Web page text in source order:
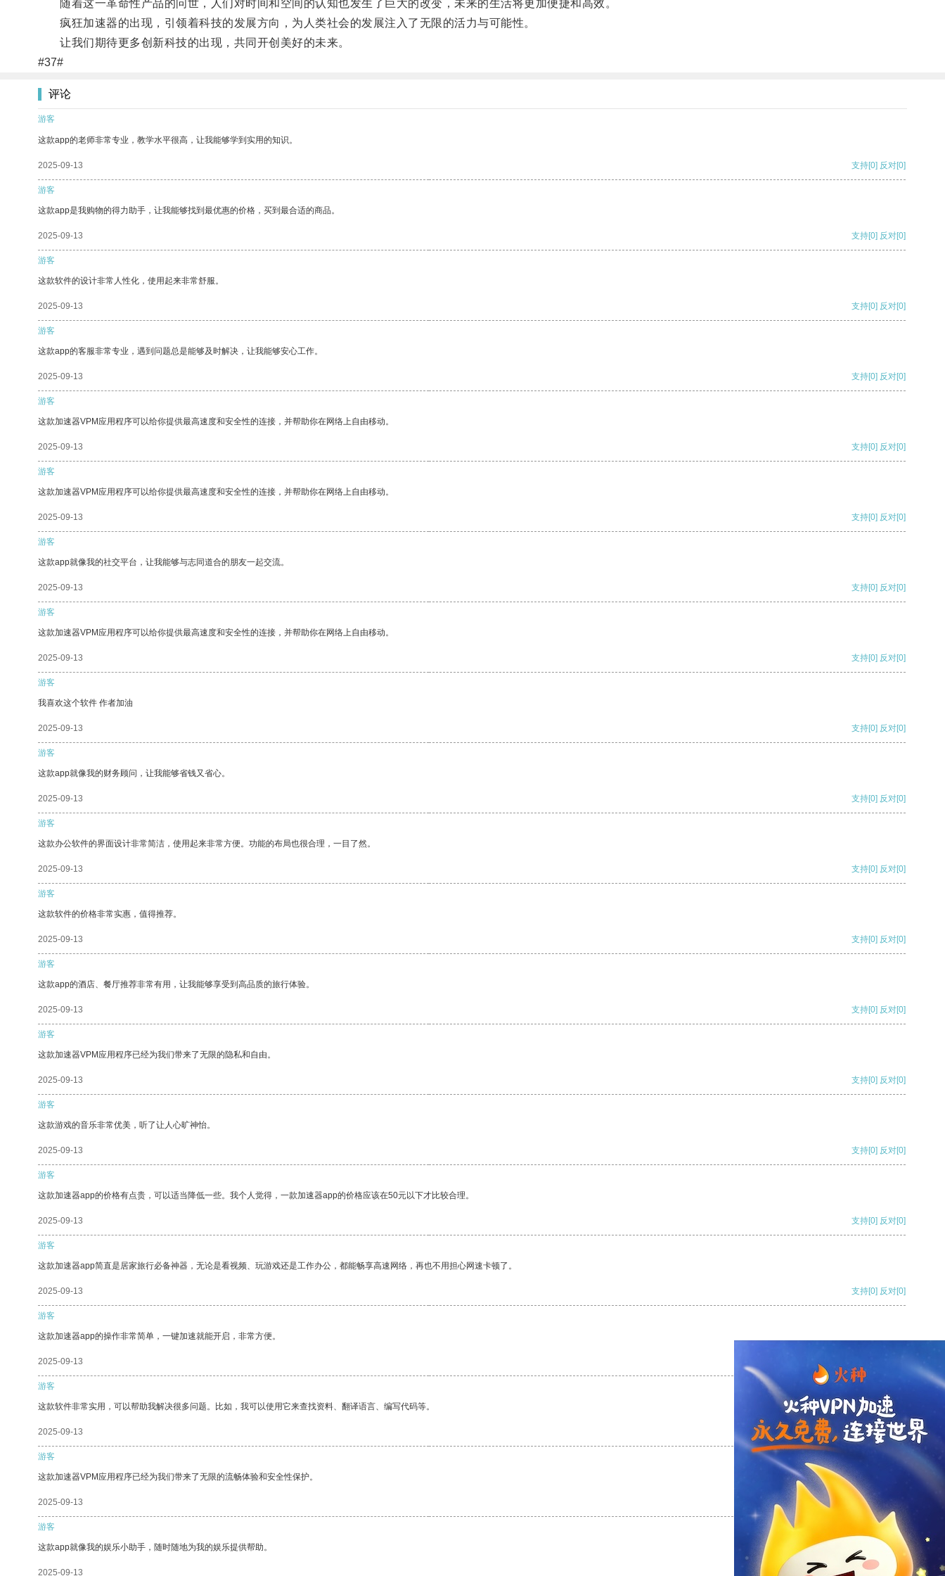
随着这一革命性产品的问世，人们对时间和空间的认知也发生了巨大的改变，未来的生活将更加便捷和高效。
疯狂加速器的出现，引领着科技的发展方向，为人类社会的发展注入了无限的活力与可能性。
让我们期待更多创新科技的出现，共同开创美好的未来。
#37#
评论
游客
这款app的老师非常专业，教学水平很高，让我能够学到实用的知识。
2025-09-13 支持[0] 反对[0]
游客
这款app是我购物的得力助手，让我能够找到最优惠的价格，买到最合适的商品。
2025-09-13 支持[0] 反对[0]
游客
这款软件的设计非常人性化，使用起来非常舒服。
2025-09-13 支持[0] 反对[0]
游客
这款app的客服非常专业，遇到问题总是能够及时解决，让我能够安心工作。
2025-09-13 支持[0] 反对[0]
游客
这款加速器VPM应用程序可以给你提供最高速度和安全性的连接，并帮助你在网络上自由移动。
2025-09-13 支持[0] 反对[0]
游客
这款加速器VPM应用程序可以给你提供最高速度和安全性的连接，并帮助你在网络上自由移动。
2025-09-13 支持[0] 反对[0]
游客
这款app就像我的社交平台，让我能够与志同道合的朋友一起交流。
2025-09-13 支持[0] 反对[0]
游客
这款加速器VPM应用程序可以给你提供最高速度和安全性的连接，并帮助你在网络上自由移动。
2025-09-13 支持[0] 反对[0]
游客
我喜欢这个软件 作者加油
2025-09-13 支持[0] 反对[0]
游客
这款app就像我的财务顾问，让我能够省钱又省心。
2025-09-13 支持[0] 反对[0]
游客
这款办公软件的界面设计非常简洁，使用起来非常方便。功能的布局也很合理，一目了然。
2025-09-13 支持[0] 反对[0]
游客
这款软件的价格非常实惠，值得推荐。
2025-09-13 支持[0] 反对[0]
游客
这款app的酒店、餐厅推荐非常有用，让我能够享受到高品质的旅行体验。
2025-09-13 支持[0] 反对[0]
游客
这款加速器VPM应用程序已经为我们带来了无限的隐私和自由。
2025-09-13 支持[0] 反对[0]
游客
这款游戏的音乐非常优美，听了让人心旷神怡。
2025-09-13 支持[0] 反对[0]
游客
这款加速器app的价格有点贵，可以适当降低一些。我个人觉得，一款加速器app的价格应该在50元以下才比较合理。
2025-09-13 支持[0] 反对[0]
游客
这款加速器app简直是居家旅行必备神器，无论是看视频、玩游戏还是工作办公，都能畅享高速网络，再也不用担心网速卡顿了。
2025-09-13 支持[0] 反对[0]
游客
这款加速器app的操作非常简单，一键加速就能开启，非常方便。
2025-09-13
游客
这款软件非常实用，可以帮助我解决很多问题。比如，我可以使用它来查找资料、翻译语言、编写代码等。
2025-09-13 支持 [0] 反对[0]
游客
这款加速器VPM应用程序已经为我们带来了无限的流畅体验和安全性保护。
2025-09-13 支持[0] 反对
游客
这款app就像我的娱乐小助手，随时随地为我的娱乐提供帮助。
2025-09-13 支持[0] 反对[0]